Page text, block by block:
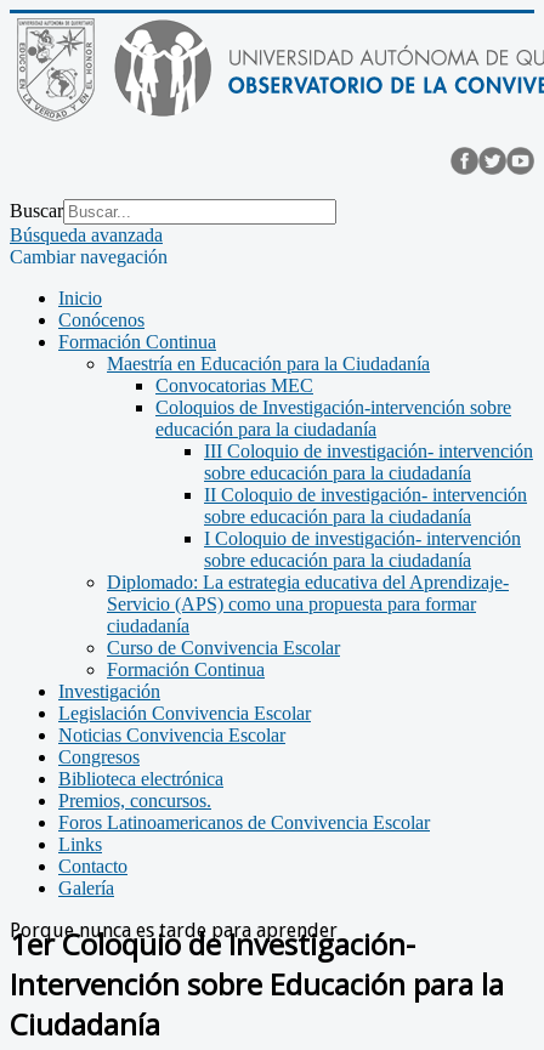
Buscar
Búsqueda avanzada
Cambiar navegación
Inicio
Conócenos
Formación Continua
Maestría en Educación para la Ciudadanía
Convocatorias MEC
Coloquios de Investigación-intervención sobre
educación para la ciudadanía
III Coloquio de investigación- intervención
sobre educación para la ciudadanía
II Coloquio de investigación- intervención
sobre educación para la ciudadanía
I Coloquio de investigación- intervención
sobre educación para la ciudadanía
Diplomado: La estrategia educativa del Aprendizaje-
Servicio (APS) como una propuesta para formar
ciudadanía
Curso de Convivencia Escolar
Formación Continua
Investigación
Legislación Convivencia Escolar
Noticias Convivencia Escolar
Congresos
Biblioteca electrónica
Premios, concursos.
Foros Latinoamericanos de Convivencia Escolar
Links
Contacto
Galería
Porque nunca es tarde para aprender
1er Coloquio de Investigación-
Intervención sobre Educación para la
Ciudadanía